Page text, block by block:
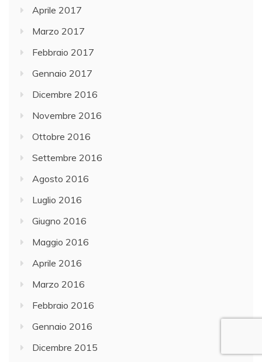
Aprile 2017
Marzo 2017
Febbraio 2017
Gennaio 2017
Dicembre 2016
Novembre 2016
Ottobre 2016
Settembre 2016
Agosto 2016
Luglio 2016
Giugno 2016
Maggio 2016
Aprile 2016
Marzo 2016
Febbraio 2016
Gennaio 2016
Dicembre 2015